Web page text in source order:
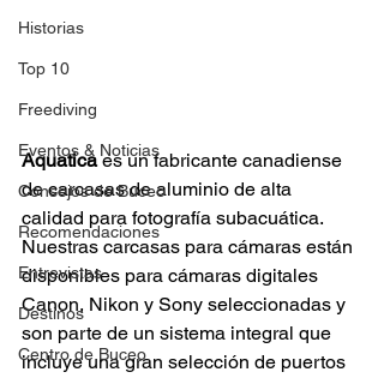
Historias
Top 10
Freediving
Eventos & Noticias
Consejos de Buceo
Recomendaciones
Entrevistas
Destinos
Centro de Buceo
Aquatica es un fabricante canadiense
de carcasas de aluminio de alta
calidad para fotografía subacuática.
Nuestras carcasas para cámaras están
disponibles para cámaras digitales
Canon, Nikon y Sony seleccionadas y
son parte de un sistema integral que
incluye una gran selección de puertos